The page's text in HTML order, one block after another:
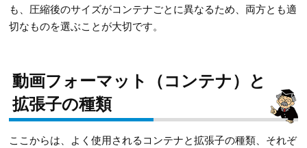
も、圧縮後のサイズがコンテナごとに異なるため、両方とも適
切なものを選ぶことが大切です。
動画フォーマット（コンテナ）と
拡張子の種類
ここからは、よく使用されるコンテナと拡張子の種類、それぞ